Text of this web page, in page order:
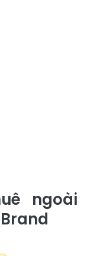
ngoài